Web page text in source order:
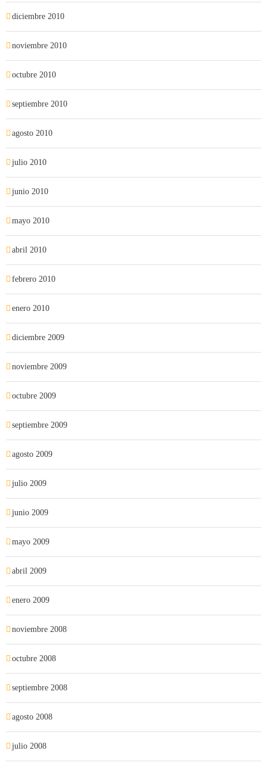
diciembre 2010
noviembre 2010
octubre 2010
septiembre 2010
agosto 2010
julio 2010
junio 2010
mayo 2010
abril 2010
febrero 2010
enero 2010
diciembre 2009
noviembre 2009
octubre 2009
septiembre 2009
agosto 2009
julio 2009
junio 2009
mayo 2009
abril 2009
enero 2009
noviembre 2008
octubre 2008
septiembre 2008
agosto 2008
julio 2008